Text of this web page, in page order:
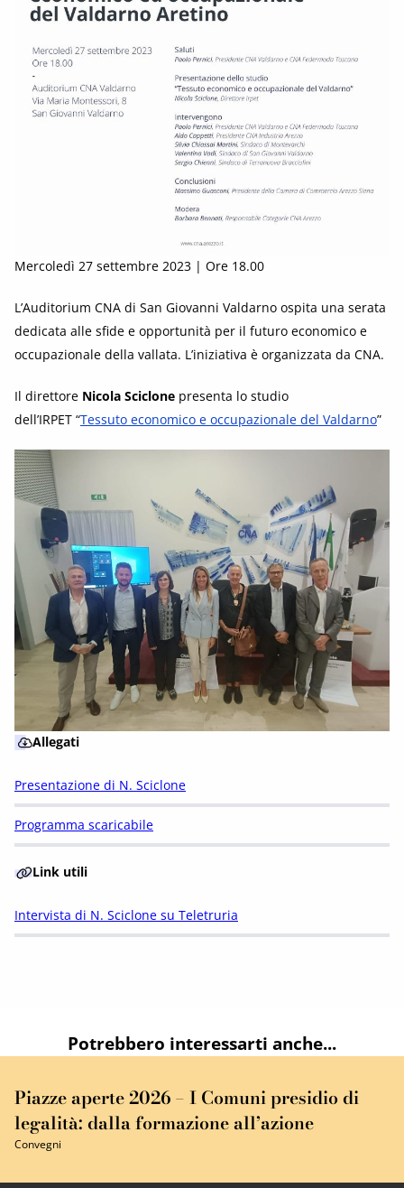
Mercoledì 27 settembre 2023 | Ore 18.00
L’Auditorium CNA di San Giovanni Valdarno ospita una serata
dedicata alle sfide e opportunità per il futuro economico e
occupazionale della vallata. L’iniziativa è organizzata da CNA.
Il direttore Nicola Sciclone presenta lo studio
dell’IRPET “Tessuto economico e occupazionale del Valdarno”
Allegati
Presentazione di N. Sciclone
Programma scaricabile
Link utili
Intervista di N. Sciclone su Teletruria
Potrebbero interessarti anche...
Piazze aperte 2026 – I Comuni presidio di
legalità: dalla formazione all’azione
Convegni